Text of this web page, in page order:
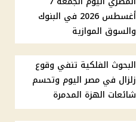
أغسطس 2026 في البنوك
والسوق الموازية
البحوث الفلكية تنفي وقوع
زلزال في مصر اليوم وتحسم
شائعات الهزة المدمرة